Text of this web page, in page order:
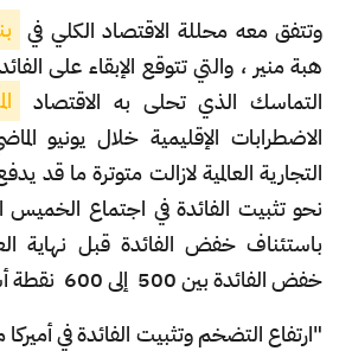
وتتفق معه محللة الاقتصاد الكلي في
هبة منير ، والتي تتوقع الإبقاء على
التماسك الذي تحلى به الاقتصاد
الاضطرابات الإقليمية خلال يونيو
التجارية العالمية لازالت متوترة ما قد
نحو تثبيت الفائدة في اجتماع الخميس
باستئناف خفض الفائدة قبل نهاية
خفض الفائدة بين 500
إلى 600
نقطة
"ارتفاع التضخم وتثبيت الفائدة في